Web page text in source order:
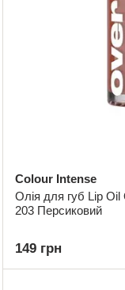
Colour Intense
Олія для губ Lip
203 Персиковий
149 грн